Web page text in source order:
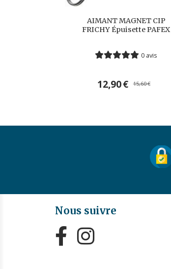
AIMANT MAGNET CIP
FRICHY Épuisette PAFEX
0 avis
12,90€ 15,60€
Nous suivre
 